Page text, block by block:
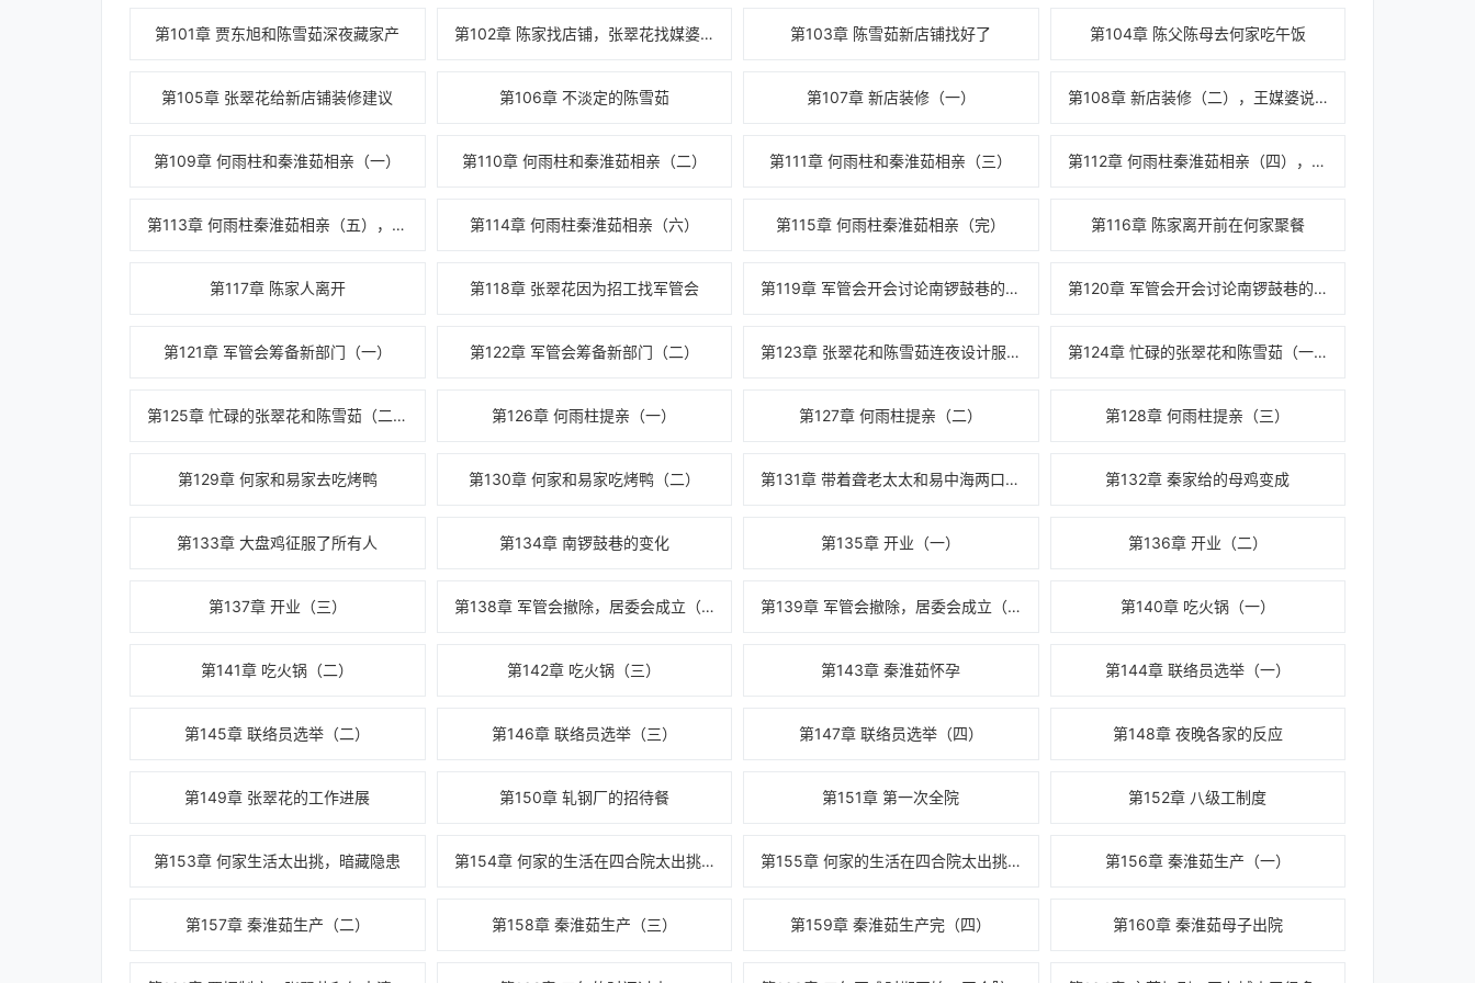
第101章 贾东旭和陈雪茹深夜藏家产 第102章 陈家找店铺，张翠花找媒婆。 第103章 陈雪茹新店铺找好了 第104章 陈父陈母去何家吃午饭
第105章 张翠花给新店铺装修建议 第106章 不淡定的陈雪茹 第107章 新店装修（一） 第108章 新店装修（二），王媒婆说亲秦淮茹
第109章 何雨柱和秦淮茹相亲（一） 第110章 何雨柱和秦淮茹相亲（二） 第111章 何雨柱和秦淮茹相亲（三） 第112章 何雨柱秦淮茹相亲（四），陈雪茹店铺完工
第113章 何雨柱秦淮茹相亲（五），陈家离开前最后一次帮助陈雪茹 第114章 何雨柱秦淮茹相亲（六） 第115章 何雨柱秦淮茹相亲（完） 第116章 陈家离开前在何家聚餐
第117章 陈家人离开 第118章 张翠花因为招工找军管会 第119章 军管会开会讨论南锣鼓巷的发展 第120章 军管会开会讨论南锣鼓巷的发展----张翠花升职（一）
第121章 军管会筹备新部门（一） 第122章 军管会筹备新部门（二） 第123章 张翠花和陈雪茹连夜设计服装款式 第124章 忙碌的张翠花和陈雪茹（一）
第125章 忙碌的张翠花和陈雪茹（二） 第126章 何雨柱提亲（一） 第127章 何雨柱提亲（二） 第128章 何雨柱提亲（三）
第129章 何家和易家去吃烤鸭 第130章 何家和易家吃烤鸭（二） 第131章 带着聋老太太和易中海两口子参观店铺 第132章 秦家给的母鸡变成
第133章 大盘鸡征服了所有人 第134章 南锣鼓巷的变化 第135章 开业（一） 第136章 开业（二）
第137章 开业（三） 第138章 军管会撤除，居委会成立（一） 第139章 军管会撤除，居委会成立（二） 第140章 吃火锅（一）
第141章 吃火锅（二） 第142章 吃火锅（三） 第143章 秦淮茹怀孕 第144章 联络员选举（一）
第145章 联络员选举（二） 第146章 联络员选举（三） 第147章 联络员选举（四） 第148章 夜晚各家的反应
第149章 张翠花的工作进展 第150章 轧钢厂的招待餐 第151章 第一次全院 第152章 八级工制度
第153章 何家生活太出挑，暗藏隐患 第154章 何家的生活在四合院太出挑，张翠花找办法解决（一） 第155章 何家的生活在四合院太出挑，张翠花找办法解决（二） 第156章 秦淮茹生产（一）
第157章 秦淮茹生产（二） 第158章 秦淮茹生产（三） 第159章 秦淮茹生产完（四） 第160章 秦淮茹母子出院